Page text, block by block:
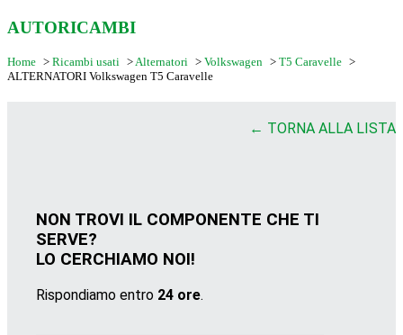
AUTORICAMBI
Home > Ricambi usati >Alternatori > Volkswagen > T5 Caravelle >
ALTERNATORI Volkswagen T5 Caravelle
← TORNA ALLA LISTA
NON TROVI IL COMPONENTE CHE TI
SERVE?
LO CERCHIAMO NOI!
Rispondiamo entro 24 ore.